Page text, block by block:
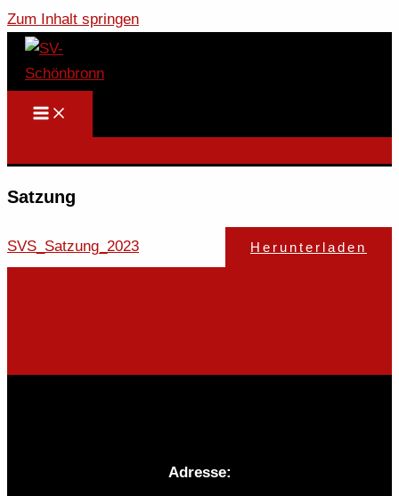
Zum Inhalt springen
Satzung
SVS_Satzung_2023 Herunterladen
Adresse: